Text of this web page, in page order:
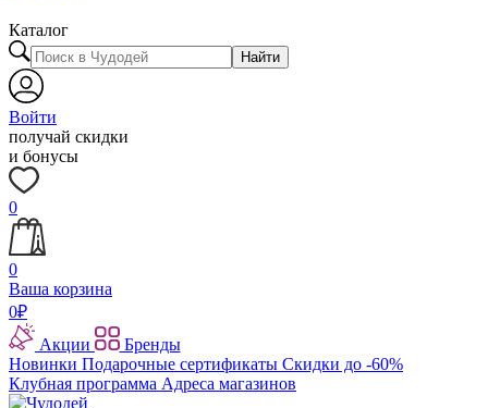
Каталог
Найти
Войти
получай скидки
и бонусы
0
0
Ваша корзина
0₽
Акции
Бренды
Новинки Подарочные сертификаты Скидки до -60%
Клубная программа Адреса магазинов